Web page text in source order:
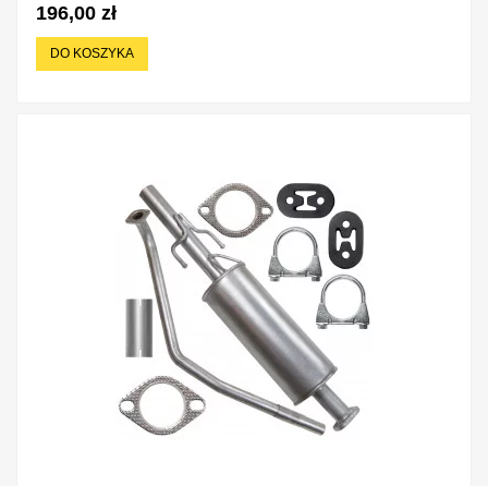
196,00 zł
DO KOSZYKA